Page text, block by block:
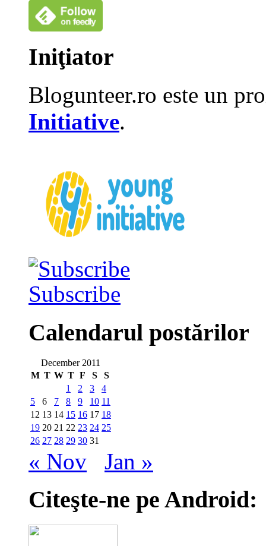
Iniţiator
Blogunteer.ro este un
Initiative.
Subscribe
Calendarul postărilor
December 2011
M T W T F S
S
1
2 3
4
5
6 7 8 9 10 11
12 13 14 15 16 17 18
19 20 21 22 23 24 25
26 27 28 29 30 31
« Nov Jan »
Citeşte-ne pe Android: